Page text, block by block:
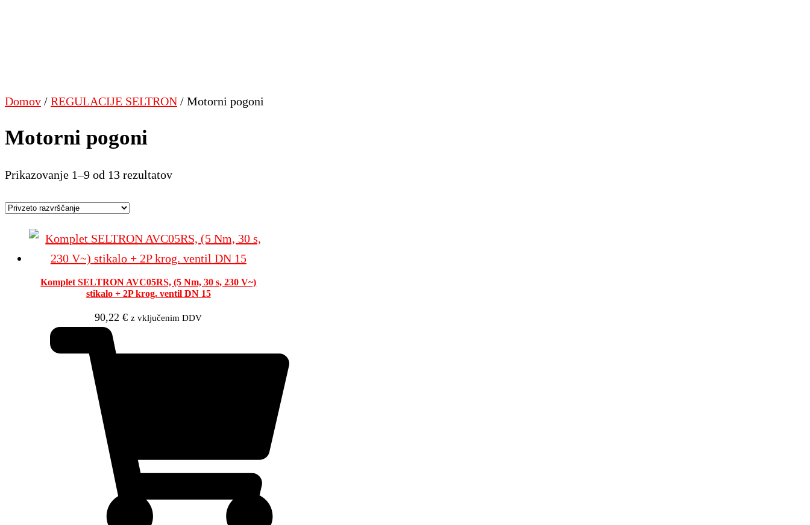
Domov / REGULACIJE SELTRON / Motorni pogoni
Motorni pogoni
Prikazovanje 1–9 od 13 rezultatov
Komplet SELTRON AVC05RS, (5 Nm, 30 s, 230 V~)
stikalo + 2P krog. ventil DN 15
90,22€ z vključenim DDV